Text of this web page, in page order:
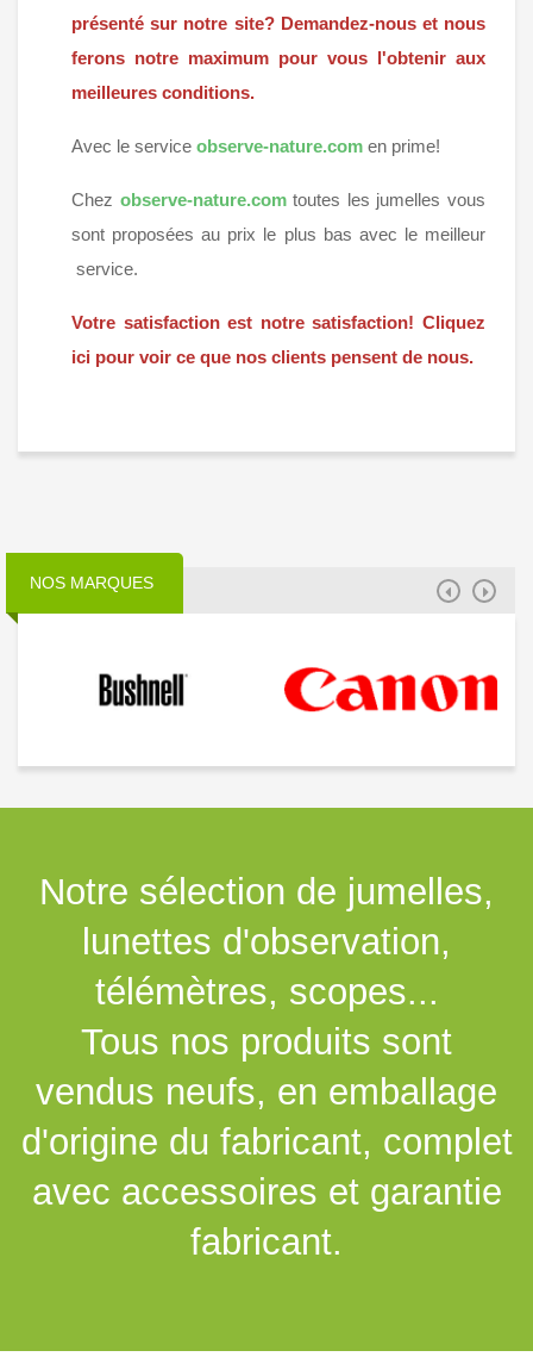
présenté sur notre site? Demandez-nous et nous
ferons notre maximum pour vous l'obtenir aux
meilleures conditions.
Avec le service observe-nature.com en prime!
Chez observe-nature.comtoutes les jumelles vous
sont proposées au prix le plus bas avec le meilleur
service.
Votre satisfaction est notre satisfaction! Cliquez
ici pour voir ce que nos clients pensent de nous.
NOS MARQUES
Notre sélection de jumelles,
lunettes d'observation,
télémètres, scopes...
Tous nos produits sont
vendus neufs, en emballage
d'origine du fabricant, complet
avec accessoires et garantie
fabricant.